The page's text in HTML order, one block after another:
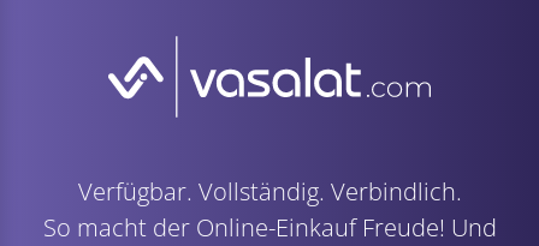
Verfügbar. Vollständig. Verbindlich.
So macht der Online-Einkauf Freude! Und